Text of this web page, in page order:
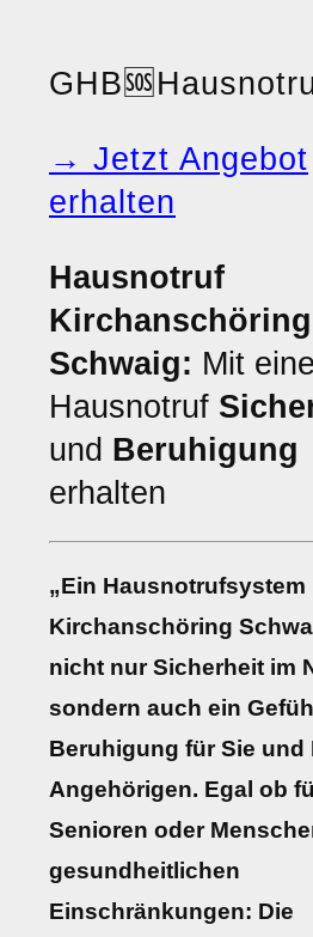
GHB🆘
→ Jetzt Angebot
erhalten
Hausnotruf
Kirchanschöring
Schwaig: Mit
Hausnotruf
und Beruhigung
erhalten
„Ein Hausnotrufsystem
Kirchanschöring
nicht nur Sicherheit im
sondern auch ein
Beruhigung für Sie und
Angehörigen. Egal ob
Senioren oder
gesundheitlichen
Einschränkungen: Die